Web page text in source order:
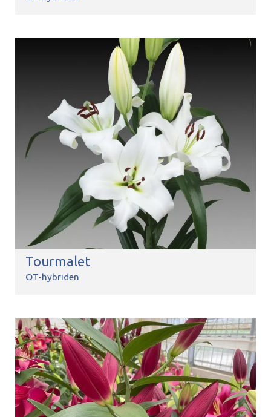
Tourmalet
OT-hybriden